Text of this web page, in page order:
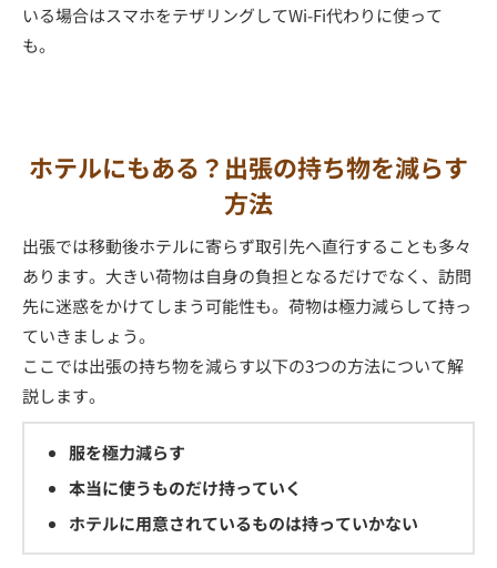
いる場合はスマホをテザリングしてWi-Fi代わりに使って
も。
ホテルにもある？出張の持ち物を減らす
方法
出張では移動後ホテルに寄らず取引先へ直行することも多々
あります。大きい荷物は自身の負担となるだけでなく、訪問
先に迷惑をかけてしまう可能性も。荷物は極力減らして持っ
ていきましょう。
ここでは出張の持ち物を減らす以下の3つの方法について解
説します。
服を極力減らす
本当に使うものだけ持っていく
ホテルに用意されているものは持っていかない